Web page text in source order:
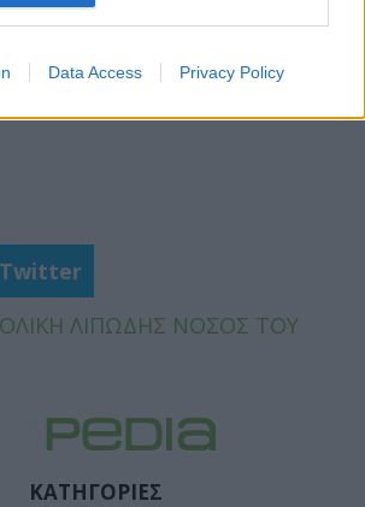
Data Access Privacy Policy
Twitter
ΛΙΠΩΔΗΣ ΝΟΣΟΣ ΤΟΥ
ΚΑΤΗΓΟΡΙΕΣ